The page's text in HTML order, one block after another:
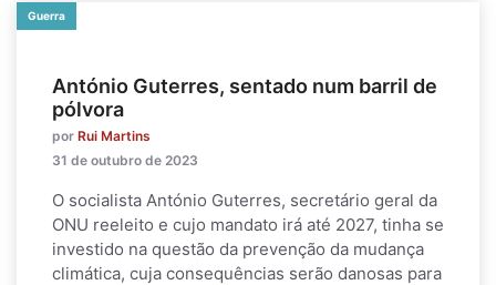
Guerra
António Guterres, sentado num barril de
pólvora
por Rui Martins
31 de outubro de 2023
O socialista António Guterres, secretário geral da
ONU reeleito e cujo mandato irá até 2027, tinha se
investido na questão da prevenção da mudança
climática, cuja consequências serão danosas para